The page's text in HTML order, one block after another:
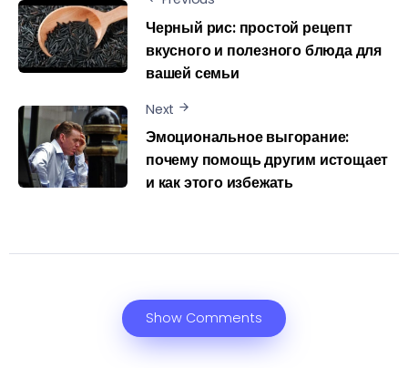
Черный рис: простой рецепт
вкусного и полезного блюда для
вашей семьи
Next
Эмоциональное выгорание:
почему помощь другим истощает
и как этого избежать
Show Comments